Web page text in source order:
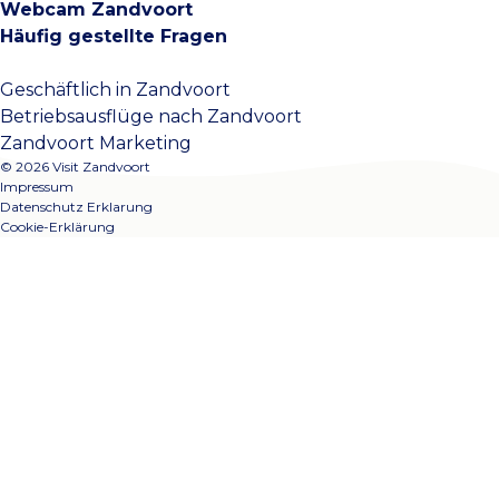
Webcam Zandvoort
Häufig gestellte Fragen
Geschäftlich in Zandvoort
Betriebsausflüge nach Zandvoort
Zandvoort Marketing
© 2026 Visit Zandvoort
Impressum
Datenschutz Erklarung
Cookie-Erklärung